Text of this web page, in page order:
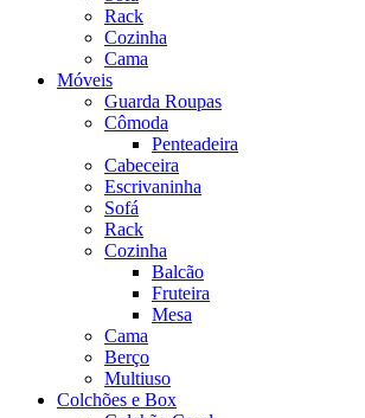
Rack
Cozinha
Cama
Móveis
Guarda Roupas
Cômoda
Penteadeira
Cabeceira
Escrivaninha
Sofá
Rack
Cozinha
Balcão
Fruteira
Mesa
Cama
Berço
Multiuso
Colchões e Box